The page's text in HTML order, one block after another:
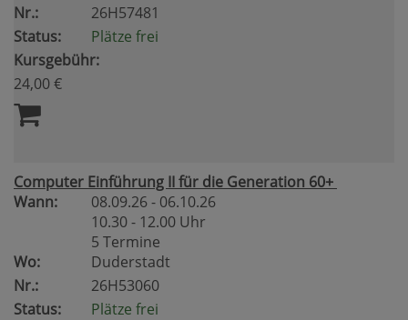
Nr.:
26H57481
Status:
Plätze frei
Kursgebühr:
24,00 €
Computer Einführung II für die Generation 60+
Wann:
08.09.26 - 06.10.26
10.30 - 12.00 Uhr
5 Termine
Wo:
Duderstadt
Nr.:
26H53060
Status:
Plätze frei